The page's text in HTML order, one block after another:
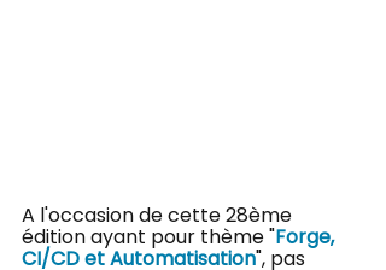
A l'occasion de cette 28ème
édition ayant pour thème "Forge,
CI/CD et Automatisation", pas